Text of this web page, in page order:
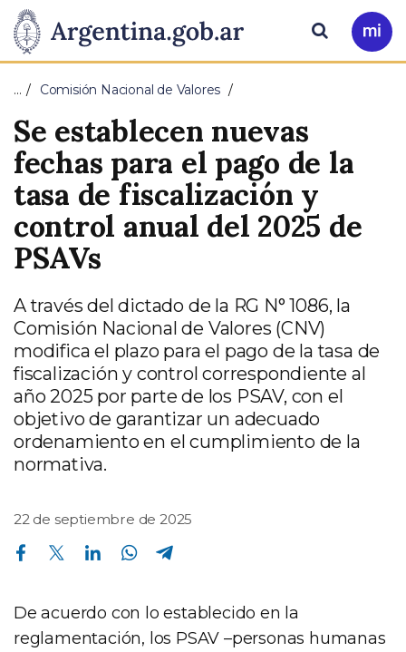
Presidencia
de
la
Nación
Pasar al contenido principal
Ir
a
Buscar
… Comisión Nacional de Valores
Se establecen nuevas
fechas para el pago de la
tasa de fiscalización y
control anual del 2025 de
PSAVs
A través del dictado de la RG N° 1086, la
Comisión Nacional de Valores (CNV)
modifica el plazo para el pago de la tasa de
fiscalización y control correspondiente al
año 2025 por parte de los PSAV, con el
objetivo de garantizar un adecuado
ordenamiento en el cumplimiento de la
normativa.
22 de septiembre de 2025
Compartir en Facebook Compartir en Twitter Compartir en Linkedin Compartir en Whatsapp
De acuerdo con lo establecido en la
reglamentación, los PSAV –personas humanas